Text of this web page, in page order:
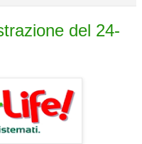
del 24-